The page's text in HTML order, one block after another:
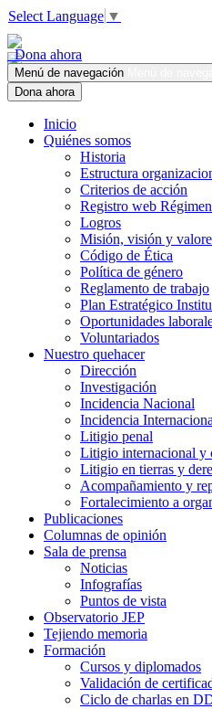
Select Language ▼
Dona ahora
Menú de navegación
Dona ahora
Inicio
Quiénes somos
Historia
Estructura
Criterios de acción
Registro web
Logros
Misión, visión y
Código de Ética
Política de género
Reglamento de trabajo
Plan Estratégico
Oportunidades
Voluntariados
Nuestro quehacer
Dirección
Investigación
Incidencia Nacional
Incidencia
Litigio penal
Litigio internacional y
Litigio en tierras y
Acompañamiento y
Fortalecimiento a
Publicaciones
Columnas de opinión
Sala de prensa
Noticias
Infografías
Puntos de vista
Observatorio JEP
Tejiendo memoria
Formación
Cursos y diplomados
Validación de
Ciclo de charlas en